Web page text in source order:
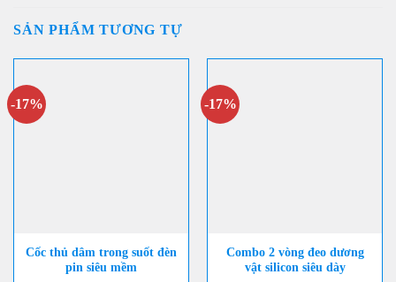
SẢN PHẨM TƯƠNG TỰ
-17%
Cốc thủ dâm trong suốt đèn
pin siêu mềm
-17%
Combo 2 vòng đeo dương
vật silicon siêu dày